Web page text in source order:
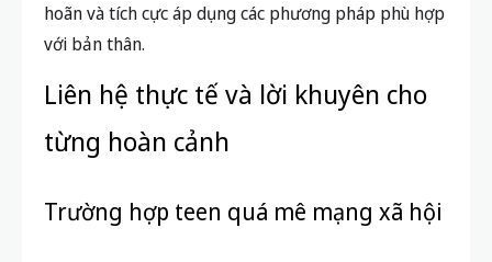
hoãn và tích cực áp dụng các phương pháp phù hợp
với bản thân.
Liên hệ thực tế và lời khuyên cho
từng hoàn cảnh
Trường hợp teen quá mê mạng xã hội